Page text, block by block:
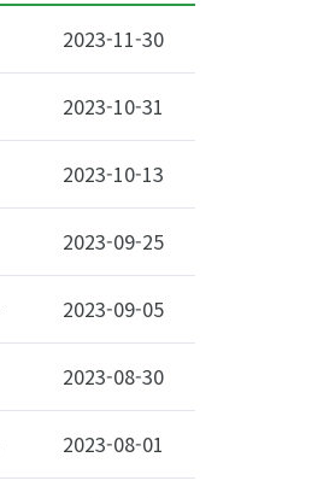
2023-11-30
2023-10-31
2023-10-13
2023-09-25
2023-09-05
2023-08-30
2023-08-01